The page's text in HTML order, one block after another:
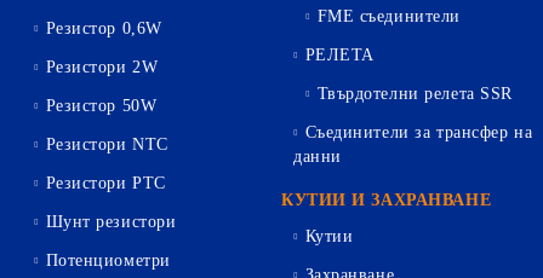
Резистор 0,6W
Резистори 2W
Резистор 50W
Резистори NTC
Резистори PTC
Шунт резистори
Потенциометри
FME съединители
РЕЛЕТА
Твърдотелни релета SSR
Съединители за трансфер на
данни
КУТИИ И ЗАХРАНВАНЕ
Кутии